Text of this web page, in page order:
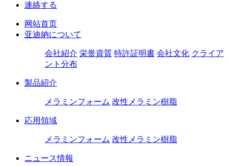
連絡する
网站首页
亚迪納について
会社紹介 栄誉資質 特許証明書 会社文化 クライア
ント分布
製品紹介
メラミンフォーム 改性メラミン樹脂
応用領域
メラミンフォーム 改性メラミン樹脂
ニュース情報